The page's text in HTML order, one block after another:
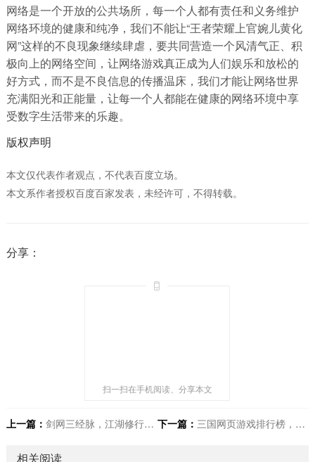
网络是一个开放的公共场所，每一个人都有责任和义务维护
网络环境的健康和纯净，我们不能让“王者荣耀上官婉儿黄化
网”这样的不良现象继续肆虐，要共同营造一个风清气正、积
极向上的网络空间，让网络游戏真正成为人们娱乐和放松的
好方式，而不是不良信息的传播温床，我们才能让网络世界
充满阳光和正能量，让每一个人都能在健康的网络环境中享
受数字生活带来的乐趣。
版权声明
本文仅代表作者观点，不代表百度立场。
本文系作者授权百度百家发表，未经许可，不得转载。
分享：
扫一扫在手机阅读、分享本文
上一篇： 剑网三经脉，江湖修行的隐秘脉络 下一篇： 三国网页游戏排行榜，探寻经典三国世界最佳之选
相关阅读